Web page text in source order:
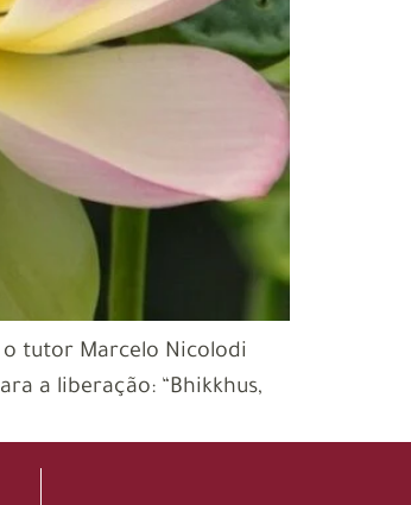
o tutor Marcelo Nicolodi
a liberação: “Bhikkhus,